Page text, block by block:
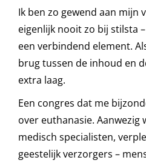
Ik ben zo gewend aan mijn
eigenlijk nooit zo bij stilsta
een verbindend element.
brug tussen de inhoud en
extra laag.
Een congres dat me
over euthanasie. Aanwezig
medisch specialisten,
geestelijk verzorgers –